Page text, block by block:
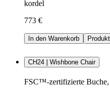
kordel
773 €
In den Warenkorb
CH24 | Wishbone Chair
FSC™-zertifizierte Buche,